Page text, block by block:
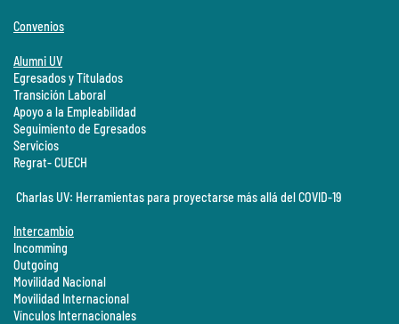
Convenios
Alumni UV
Egresados y Titulados
Transición Laboral
Apoyo a la Empleabilidad
Seguimiento de Egresados
Servicios
Regrat- CUECH
Charlas UV: Herramientas para proyectarse más allá del COVID-19
Intercambio
Incomming
Outgoing
Movilidad Nacional
Movilidad Internacional
Vínculos Internacionales